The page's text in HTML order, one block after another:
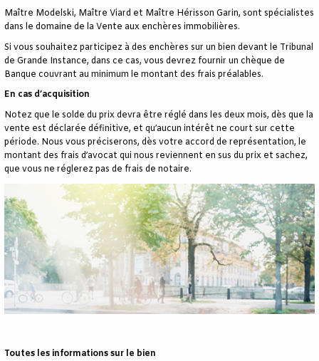
Maître Modelski, Maître Viard et Maître Hérisson Garin, sont spécialistes
dans le domaine de la Vente aux enchères immobilières.
Si vous souhaitez participez à des enchères sur un bien devant le Tribunal
de Grande Instance, dans ce cas, vous devrez fournir un chèque de
Banque couvrant au minimum le montant des frais préalables.
En cas d’acquisition
Notez que le solde du prix devra être réglé dans les deux mois, dès que la
vente est déclarée définitive, et qu’aucun intérêt ne court sur cette
période. Nous vous préciserons, dès votre accord de représentation, le
montant des frais d’avocat qui nous reviennent en sus du prix et sachez,
que vous ne réglerez pas de frais de notaire.
Toutes les informations sur le bien